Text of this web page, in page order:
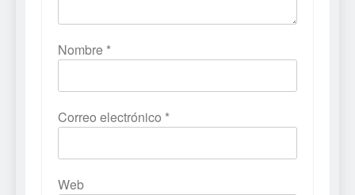
Nombre *
Correo electrónico *
Web